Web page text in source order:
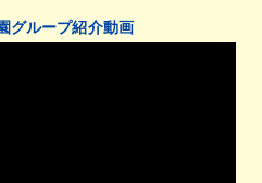
グループ紹介動画